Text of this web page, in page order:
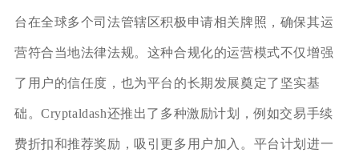
台在全球多个司法管辖区积极申请相关牌照，确保其运
营符合当地法律法规。这种合规化的运营模式不仅增强
了用户的信任度，也为平台的长期发展奠定了坚实基
础。Cryptaldash还推出了多种激励计划，例如交易手续
费折扣和推荐奖励，吸引更多用户加入。平台计划进一